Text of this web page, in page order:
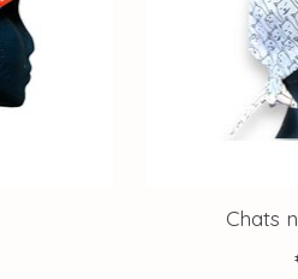
Chats